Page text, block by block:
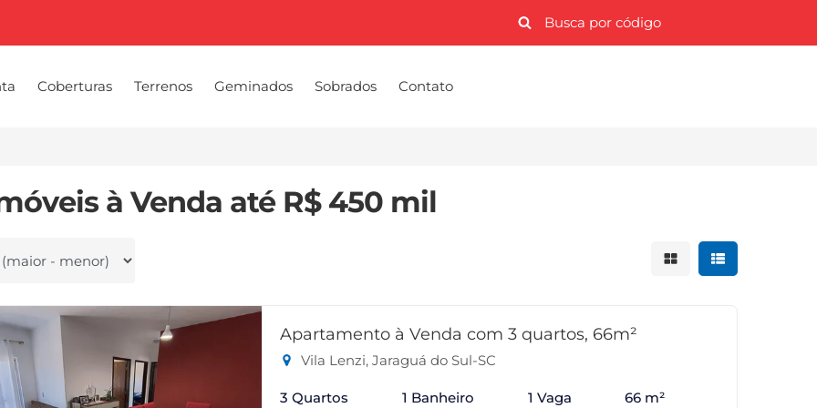
Coberturas Terrenos Geminados Sobrados Contato
à Venda até R$ 450 mil
por Mostrar resultados
Mostrar
Apartamento à Venda com 3 quartos, 66m²
Vila Lenzi, Jaraguá do Sul-SC
3 Quartos 1 Banheiro 1 Vaga 66 m²